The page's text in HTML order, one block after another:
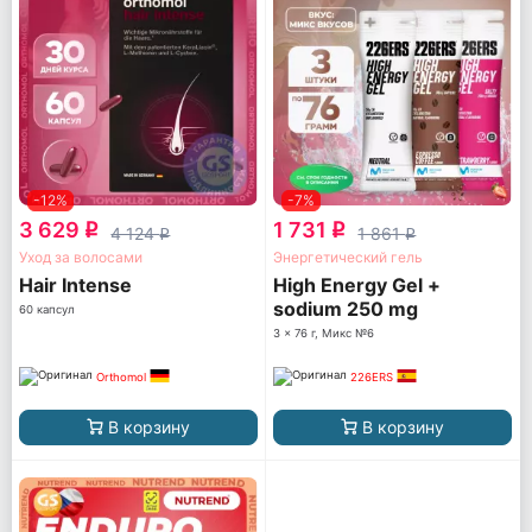
-12%
3 629 q 4 124q
Уход за волосами
Hair Intense
60 капсул
Orthomol
В корзину
-7%
1 731 q 1 861q
Энергетический гель
High Energy Gel +
sodium 250 mg
3 x 76 г, Микс №6
226ERS
В корзину